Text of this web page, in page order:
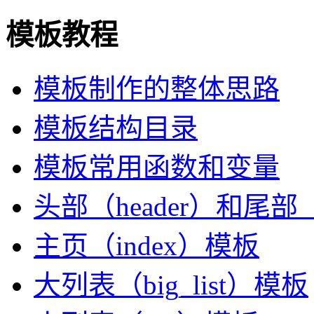
模板教程
模板制作的整体思路
模板结构目录
模板常用函数和变量
头部（header）和尾部
主页（index）模板
大列表（big_list）模板